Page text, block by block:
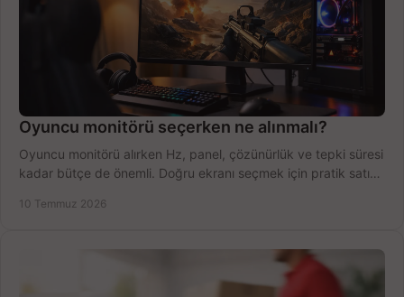
Oyuncu monitörü seçerken ne alınmalı?
Oyuncu monitörü alırken Hz, panel, çözünürlük ve tepki süresi
kadar bütçe de önemli. Doğru ekranı seçmek için pratik satın
10 Temmuz 2026